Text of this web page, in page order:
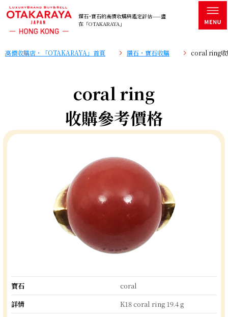
鑽石･寶石的高價收購與鑑定評估——盡
在「OTAKARAYA」
高價收購店・「OTAKARAYA」首頁 鑽石・寶石收購 coral ring收
coral ring
收購參考價格
寶石
coral
詳情
K18 coral ring 19.4 g